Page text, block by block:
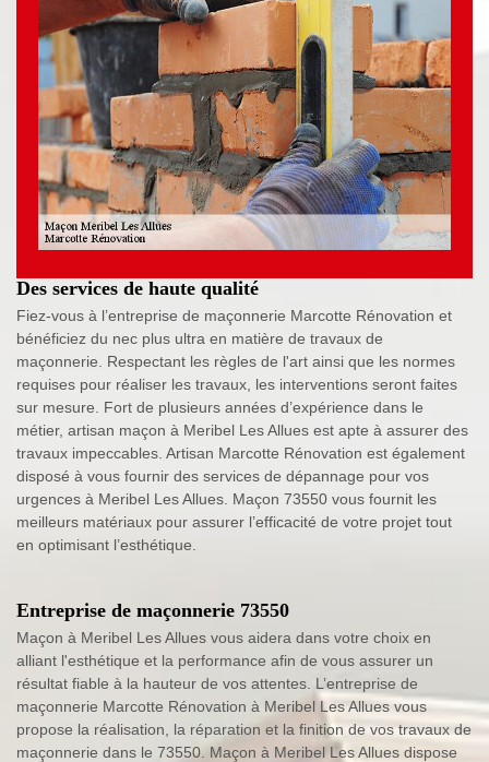
Des services de haute qualité
Fiez-vous à l’entreprise de maçonnerie Marcotte Rénovation et
bénéficiez du nec plus ultra en matière de travaux de
maçonnerie. Respectant les règles de l'art ainsi que les normes
requises pour réaliser les travaux, les interventions seront faites
sur mesure. Fort de plusieurs années d’expérience dans le
métier, artisan maçon à Meribel Les Allues est apte à assurer des
travaux impeccables. Artisan Marcotte Rénovation est également
disposé à vous fournir des services de dépannage pour vos
urgences à Meribel Les Allues. Maçon 73550 vous fournit les
meilleurs matériaux pour assurer l’efficacité de votre projet tout
en optimisant l’esthétique.
Entreprise de maçonnerie 73550
Maçon à Meribel Les Allues vous aidera dans votre choix en
alliant l'esthétique et la performance afin de vous assurer un
résultat fiable à la hauteur de vos attentes. L’entreprise de
maçonnerie Marcotte Rénovation à Meribel Les Allues vous
propose la réalisation, la réparation et la finition de vos travaux de
maçonnerie dans le 73550. Maçon à Meribel Les Allues dispose